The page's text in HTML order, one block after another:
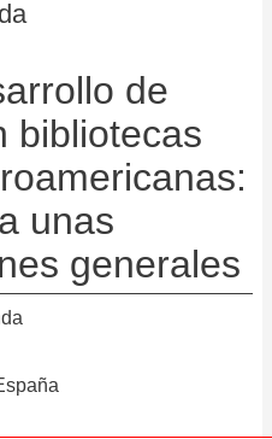
de
bibliotecas
unas
generales